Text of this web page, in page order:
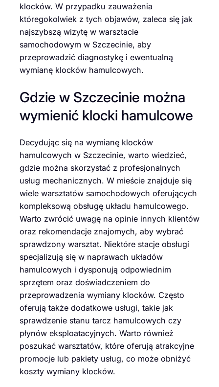
klocków. W przypadku zauważenia
któregokolwiek z tych objawów, zaleca się jak
najszybszą wizytę w warsztacie
samochodowym w Szczecinie, aby
przeprowadzić diagnostykę i ewentualną
wymianę klocków hamulcowych.
Gdzie w Szczecinie można
wymienić klocki hamulcowe
Decydując się na wymianę klocków
hamulcowych w Szczecinie, warto wiedzieć,
gdzie można skorzystać z profesjonalnych
usług mechanicznych. W mieście znajduje się
wiele warsztatów samochodowych oferujących
kompleksową obsługę układu hamulcowego.
Warto zwrócić uwagę na opinie innych klientów
oraz rekomendacje znajomych, aby wybrać
sprawdzony warsztat. Niektóre stacje obsługi
specjalizują się w naprawach układów
hamulcowych i dysponują odpowiednim
sprzętem oraz doświadczeniem do
przeprowadzenia wymiany klocków. Często
oferują także dodatkowe usługi, takie jak
sprawdzenie stanu tarcz hamulcowych czy
płynów eksploatacyjnych. Warto również
poszukać warsztatów, które oferują atrakcyjne
promocje lub pakiety usług, co może obniżyć
koszty wymiany klocków.